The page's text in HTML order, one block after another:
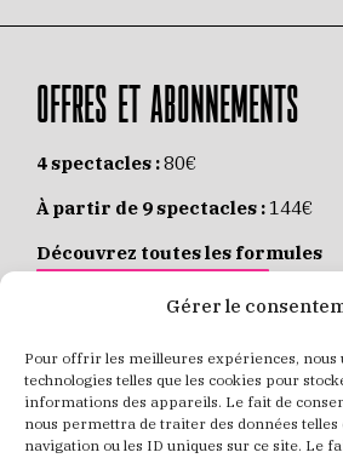
Gérer le
Pour offrir les meilleures expériences, nous
technologies telles que les cookies pour
informations des appareils. Le fait de
nous permettra de traiter des données
navigation ou les ID uniques sur ce site. Le
OFFRES ET ABONNEMENTS
4 spectacles :80€
À partir de 9 spectacles : 144€
Découvrez toutes les formules
JE M’ABONNE EN LIGNE
Places individuelles :de 8 à 35€
Achetez vos places
JE RÉSERVE